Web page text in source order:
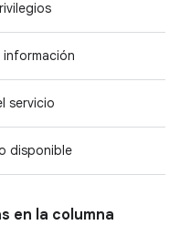
servicio
disponible
en la columna